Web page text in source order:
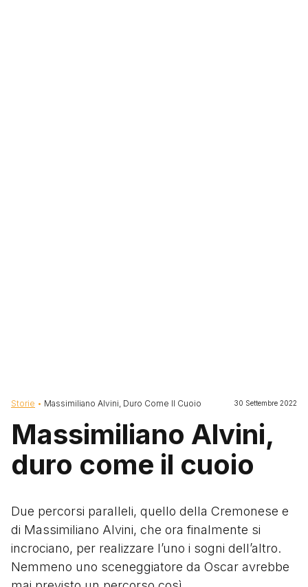
Briciole di pane
Storie Massimiliano Alvini, Duro Come Il Cuoio 30 Settembre 2022
Massimiliano Alvini,
duro come il cuoio
Due percorsi paralleli, quello della Cremonese e
di Massimiliano Alvini, che ora finalmente si
incrociano, per realizzare l’uno i sogni dell’altro.
Nemmeno uno sceneggiatore da Oscar avrebbe